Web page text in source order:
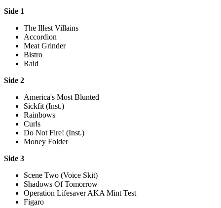
Side 1
The Illest Villains
Accordion
Meat Grinder
Bistro
Raid
Side 2
America's Most Blunted
Sickfit (Inst.)
Rainbows
Curls
Do Not Fire! (Inst.)
Money Folder
Side 3
Scene Two (Voice Skit)
Shadows Of Tomorrow
Operation Lifesaver AKA Mint Test
Figaro